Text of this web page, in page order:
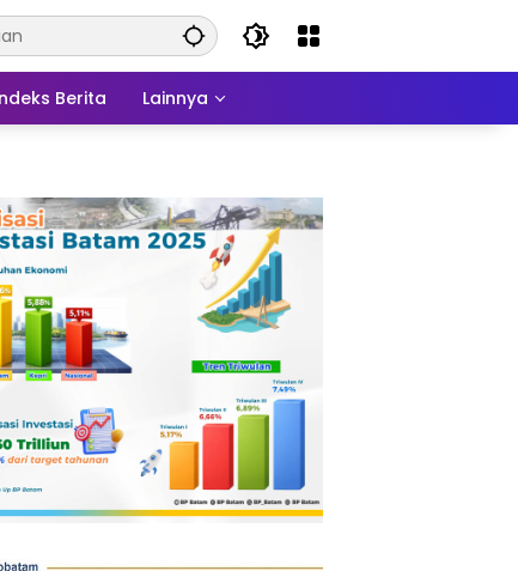
Berita Lainnya